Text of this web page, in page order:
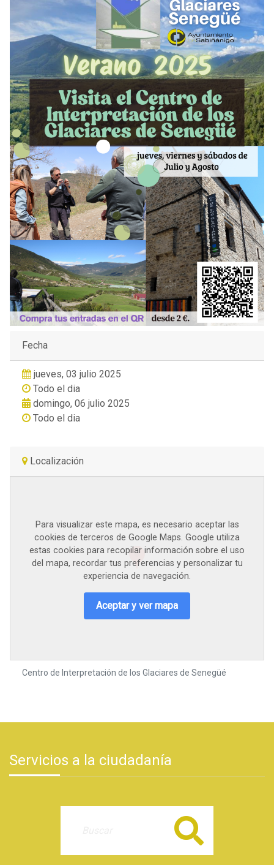
Fecha
jueves, 03 julio 2025
Todo el dia
domingo, 06 julio 2025
Todo el dia
Localización
Para visualizar este mapa, es necesario aceptar las
cookies de terceros de Google Maps. Google utiliza
estas cookies para recopilar información sobre el uso
del mapa, recordar tus preferencias y personalizar tu
experiencia de navegación.
Aceptar y ver mapa
Centro de Interpretación de los Glaciares de Senegüé
Servicios a la ciudadanía
Buscar